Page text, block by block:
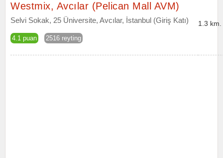
Westmix, Avcılar (Pelican Mall AVM)
Selvi Sokak, 25 Üniversite, Avcılar, İstanbul (Giriş Katı)
4.1 puan 2516 reyting
1.3 km.